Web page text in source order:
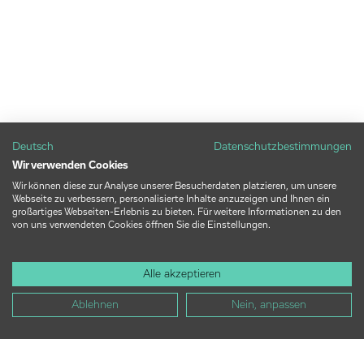
Deutsch
Datenschutzbestimmungen
Wir verwenden Cookies
Wir können diese zur Analyse unserer Besucherdaten platzieren, um unsere
Webseite zu verbessern, personalisierte Inhalte anzuzeigen und Ihnen ein
großartiges Webseiten-Erlebnis zu bieten. Für weitere Informationen zu den
von uns verwendeten Cookies öffnen Sie die Einstellungen.
Alle akzeptieren
Ablehnen Nein, anpassen